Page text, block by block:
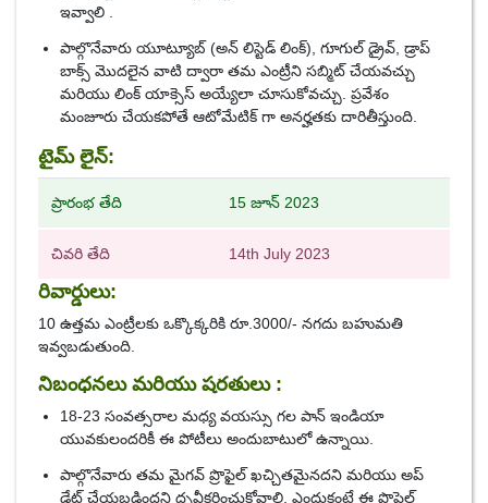
ఇవ్వాలి .
పాల్గొనేవారు యూట్యూబ్ (అన్ లిస్టెడ్ లింక్), గూగుల్ డ్రైవ్, డ్రాప్
బాక్స్ మొదలైన వాటి ద్వారా తమ ఎంట్రీని సబ్మిట్ చేయవచ్చు
మరియు లింక్ యాక్సెస్ అయ్యేలా చూసుకోవచ్చు. ప్రవేశం
మంజూరు చేయకపోతే ఆటోమేటిక్ గా అనర్హతకు దారితీస్తుంది.
టైమ్ లైన్:
ప్రారంభ తేది 15 జూన్ 2023
చివరి తేది 14th July 2023
రివార్డులు:
10 ఉత్తమ ఎంట్రీలకు ఒక్కొక్కరికి రూ.3000/- నగదు బహుమతి
ఇవ్వబడుతుంది.
నిబంధనలు మరియు షరతులు :
18-23 సంవత్సరాల మధ్య వయస్సు గల పాన్ ఇండియా
యువకులందరికీ ఈ పోటీలు అందుబాటులో ఉన్నాయి.
పాల్గొనేవారు తమ మైగవ్ ప్రొఫైల్ ఖచ్చితమైనదని మరియు అప్
డేట్ చేయబడిందని ధృవీకరించుకోవాలి, ఎందుకంటే ఈ ప్రొఫైల్